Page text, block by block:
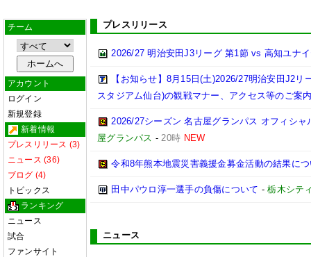
チーム
アカウント
ログイン
新規登録
新着情報
プレスリリース (3)
ニュース (36)
ブログ (4)
トピックス
ランキング
ニュース
試合
ファンサイト
プレスリリース
2026/27 明治安田J3リーグ 第1節 vs 高知ユナ
【お知らせ】8月15日(土)2026/27明治安田J2
スタジアム仙台)の観戦マナー、アクセス等のご案
2026/27シーズン 名古屋グランパス オフィシ
屋グランパス -20時 NEW
令和8年熊本地震災害義援金募金活動の結果に
田中パウロ淳一選手の負傷について -栃木シテ
ニュース